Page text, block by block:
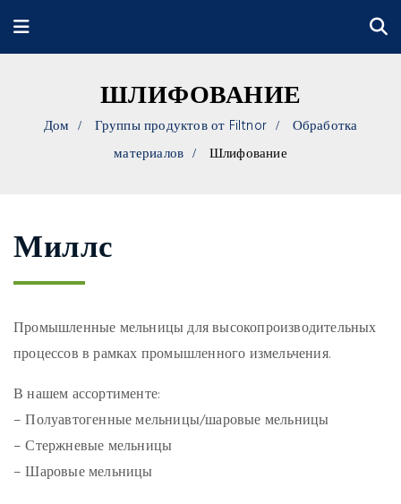
ШЛИФОВАНИЕ
Дом Группы продуктов от Filtnor
Обработка
материалов
Шлифование
Миллс
Промышленные мельницы для высокопроизводительных
процессов в рамках промышленного измельчения.
В нашем ассортименте:
– Полуавтогенные мельницы/шаровые мельницы
– Стержневые мельницы
– Шаровые мельницы